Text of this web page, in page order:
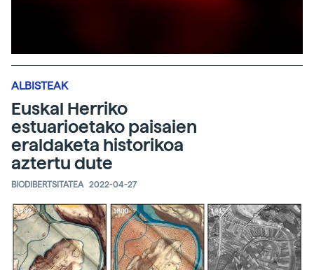
ALBISTEAK
Euskal Herriko
estuarioetako paisaien
eraldaketa historikoa
aztertu dute
BIODIBERTSITATEA 2022-04-27